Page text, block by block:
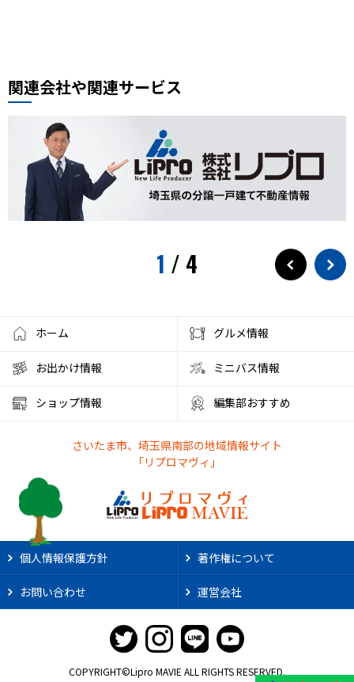
関連会社や関連サービス
1 / 4
ホーム グルメ情報
お出かけ情報 ミニバス情報
ショップ情報 編集部おすすめ
さいたま市、埼玉県南部の地域情報サイト
「リプロマヴィ」
個人情報保護方針 著作権について
お問い合わせ 運営会社
COPYRIGHT©Lipro MAVIE ALL RIGHTS RESERVED.